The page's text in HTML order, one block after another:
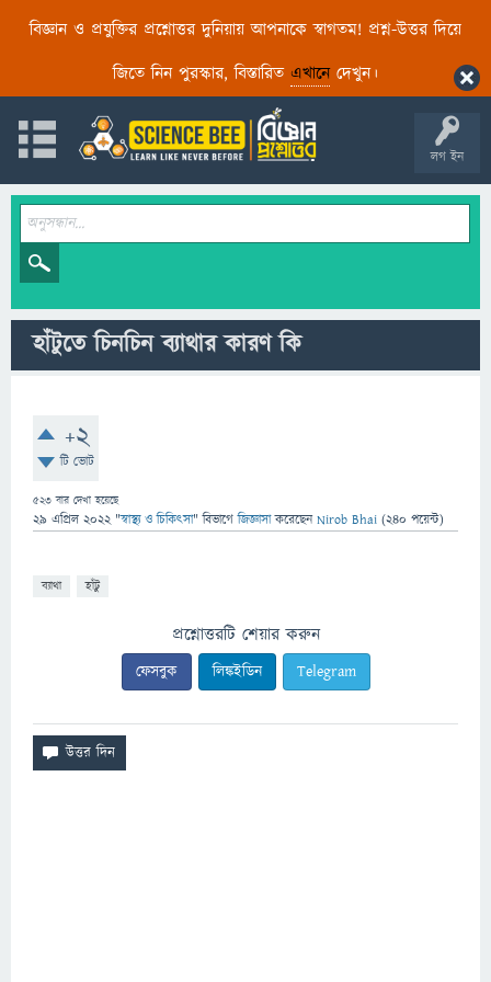
বিজ্ঞান ও প্রযুক্তির প্রশ্নোত্তর দুনিয়ায় আপনাকে স্বাগতম! প্রশ্ন-উত্তর দিয়ে
জিতে নিন পুরস্কার, বিস্তারিত এখানেদেখুন।
লগ ইন
হাঁটুতে চিনচিন ব্যাথার কারণ কি
+2
টি ভোট
523 বার দেখা হয়েছে
29 এপ্রিল 2022 "স্বাস্থ্য ও চিকিৎসা" বিভাগে জিজ্ঞাসাকরেছেনNirob Bhai (240 পয়েন্ট)
ব্যাথা হাঁটু
প্রশ্নোত্তরটি শেয়ার করুন
ফেসবুক লিঙ্কইডিন Telegram